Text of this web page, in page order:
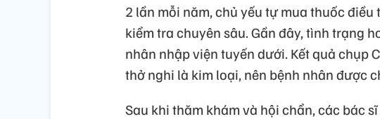
2 lần mỗi năm, chủ yếu tự mua thuốc
kiểm tra chuyên sâu. Gần đây, tình trạng
nhân nhập viện tuyến dưới. Kết quả chụp
thở nghi là kim loại, nên bệnh nhân được
Sau khi thăm khám và hội chẩn, các bác